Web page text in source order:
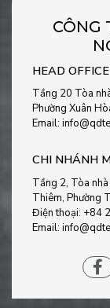
CÔNG
HEAD OFFICE
Tầng 20 Tòa
Phường Xuân
Email:
CHI NHÁNH
Tầng 2, Tòa
Thiêm, Phường
Điện thoại: +84
Email: